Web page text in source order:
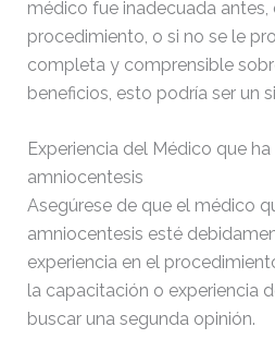
médico fue inadecuada
procedimiento, o si no se le
completa y comprensible
beneficios, esto podría ser un
Experiencia del Médico que
amniocentesis
Asegúrese de que el médico
amniocentesis esté
experiencia en el
la capacitación o experiencia
buscar una segunda opinión.